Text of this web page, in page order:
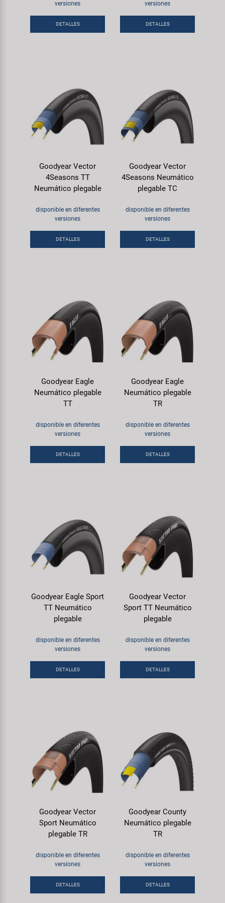
Transporte y Aparcamiento
Trail-Gator
Todas las marcas
versiones
DETALLES
versiones
DETALLES
Goodyear Vector
4Seasons TT
Neumático plegable
disponible en diferentes
versiones
DETALLES
Goodyear Vector
4Seasons Neumático
plegable TC
disponible en diferentes
versiones
DETALLES
Goodyear Eagle
Neumático plegable
TT
disponible en diferentes
versiones
DETALLES
Goodyear Eagle
Neumático plegable
TR
disponible en diferentes
versiones
DETALLES
Goodyear Eagle Sport
TT Neumático
plegable
disponible en diferentes
versiones
DETALLES
Goodyear Vector
Sport TT Neumático
plegable
disponible en diferentes
versiones
DETALLES
Goodyear Vector
Sport Neumático
plegable TR
disponible en diferentes
versiones
DETALLES
Goodyear County
Neumático plegable
TR
disponible en diferentes
versiones
DETALLES